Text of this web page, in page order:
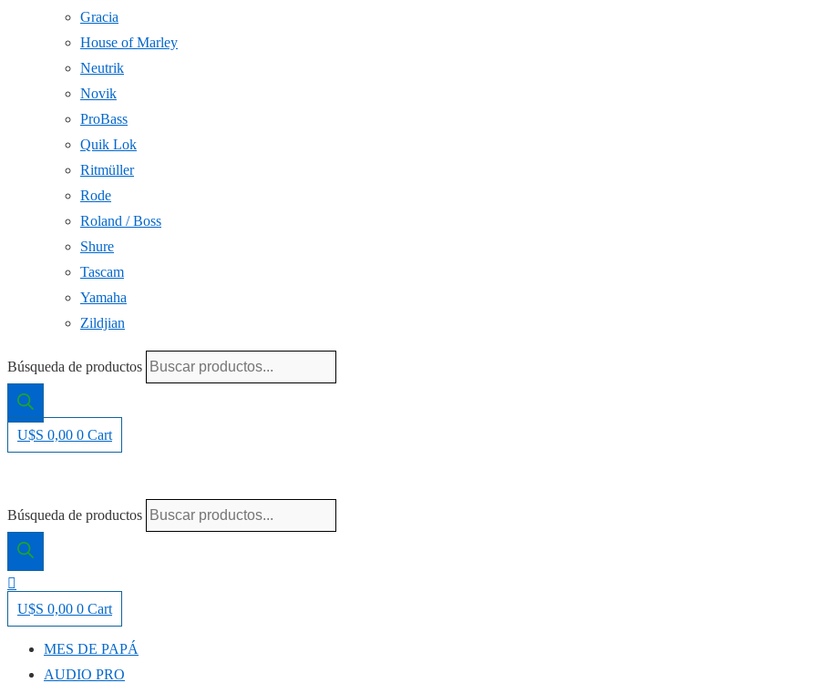
Gracia
House of Marley
Neutrik
Novik
ProBass
Quik Lok
Ritmüller
Rode
Roland / Boss
Shure
Tascam
Yamaha
Zildjian
Búsqueda de productos
U$S 0,00 0 Cart
Búsqueda de productos
U$S 0,00 0 Cart
MES DE PAPÁ
AUDIO PRO